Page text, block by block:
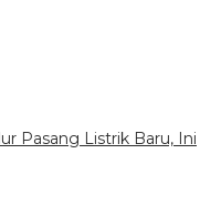
Pasang Listrik Baru, Ini